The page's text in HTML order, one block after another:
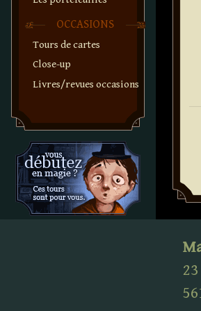
OCCASIONS
Tours de cartes
Close-up
Livres/revues occasions